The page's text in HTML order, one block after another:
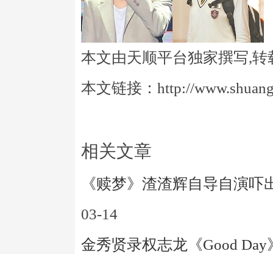
本文由天顺平台独家撰写,转
本文链接：http://
相关文章
《赎梦》渣渣辉自导自演
03-14
金秀贤录权志龙《Good